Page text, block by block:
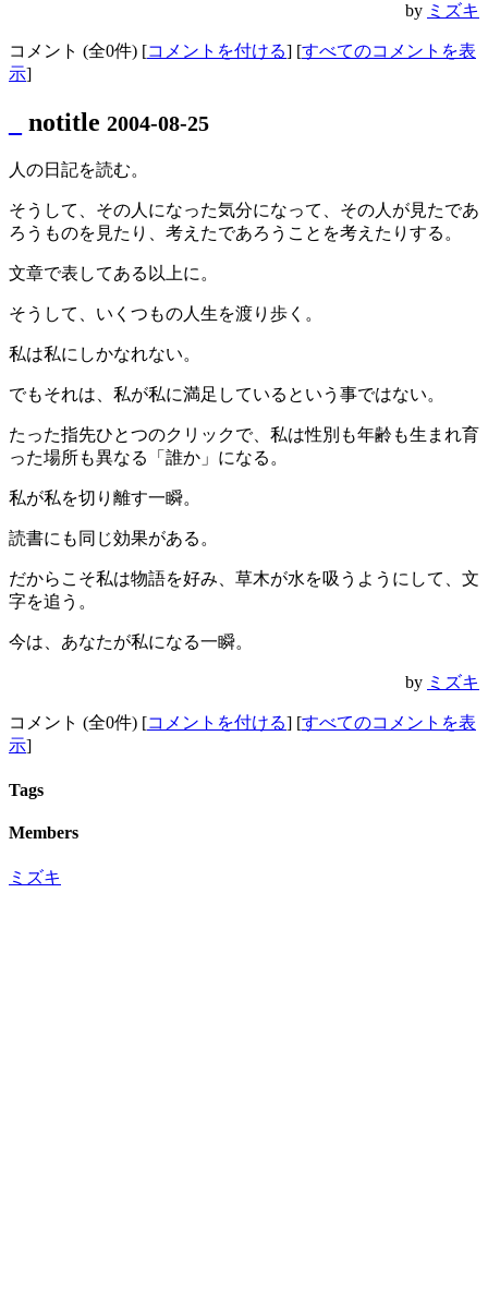
by ミズキ
コメント (全0件) [コメントを付ける] [すべてのコメントを表
示]
notitle 2004-08-25
人の日記を読む。
そうして、その人になった気分になって、その人が見たであ
ろうものを見たり、考えたであろうことを考えたりする。
文章で表してある以上に。
そうして、いくつもの人生を渡り歩く。
私は私にしかなれない。
でもそれは、私が私に満足しているという事ではない。
たった指先ひとつのクリックで、私は性別も年齢も生まれ育
った場所も異なる「誰か」になる。
私が私を切り離す一瞬。
読書にも同じ効果がある。
だからこそ私は物語を好み、草木が水を吸うようにして、文
字を追う。
今は、あなたが私になる一瞬。
by ミズキ
コメント (全0件) [コメントを付ける] [すべてのコメントを表
示]
Tags
Members
ミズキ